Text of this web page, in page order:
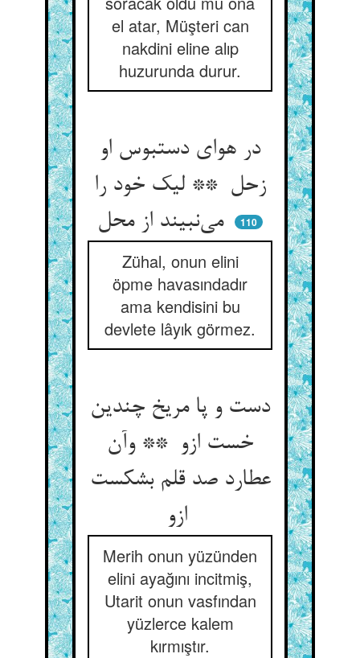
el atar, Müşteri can
nakdini eline alıp
huzurunda durur.
در هوای دستبوس او
زحل ** لیک خود را
می‌نبیند از محل
110
Zühal, onun elini
öpme havasındadır
ama kendisini bu
devlete lâyık görmez.
دست و پا مریخ چندین
خست ازو ** وآن
عطارد صد قلم بشکست
ازو
Merih onun yüzünden
elini ayağını incitmiş,
Utarit onun vasfından
yüzlerce kalem
kırmıştır.